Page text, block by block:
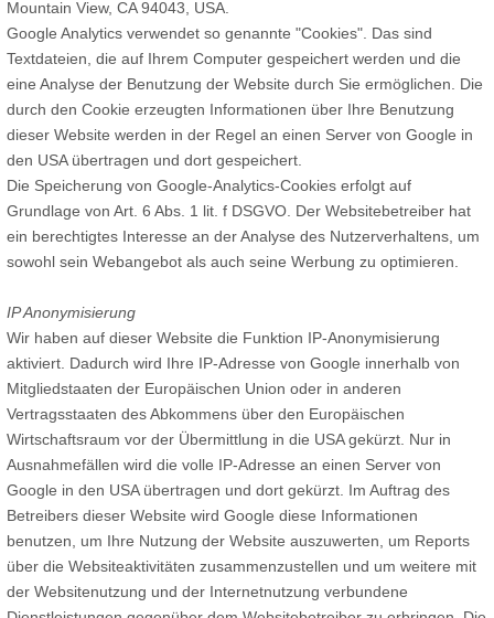
Mountain View, CA 94043, USA.
Google Analytics verwendet so genannte "Cookies". Das sind
Textdateien, die auf Ihrem Computer gespeichert werden und die
eine Analyse der Benutzung der Website durch Sie ermöglichen. Die
durch den Cookie erzeugten Informationen über Ihre Benutzung
dieser Website werden in der Regel an einen Server von Google in
den USA übertragen und dort gespeichert.
Die Speicherung von Google-Analytics-Cookies erfolgt auf
Grundlage von Art. 6 Abs. 1 lit. f DSGVO. Der Websitebetreiber hat
ein berechtigtes Interesse an der Analyse des Nutzerverhaltens, um
sowohl sein Webangebot als auch seine Werbung zu optimieren.
IP Anonymisierung
Wir haben auf dieser Website die Funktion IP-Anonymisierung
aktiviert. Dadurch wird Ihre IP-Adresse von Google innerhalb von
Mitgliedstaaten der Europäischen Union oder in anderen
Vertragsstaaten des Abkommens über den Europäischen
Wirtschaftsraum vor der Übermittlung in die USA gekürzt. Nur in
Ausnahmefällen wird die volle IP-Adresse an einen Server von
Google in den USA übertragen und dort gekürzt. Im Auftrag des
Betreibers dieser Website wird Google diese Informationen
benutzen, um Ihre Nutzung der Website auszuwerten, um Reports
über die Websiteaktivitäten zusammenzustellen und um weitere mit
der Websitenutzung und der Internetnutzung verbundene